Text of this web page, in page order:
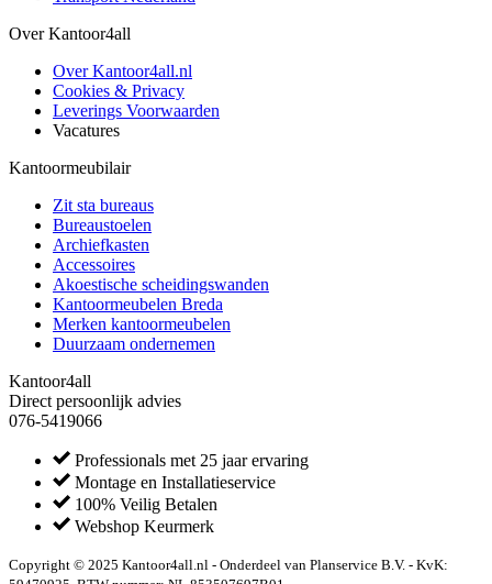
Over Kantoor4all
Over Kantoor4all.nl
Cookies & Privacy
Leverings Voorwaarden
Vacatures
Kantoormeubilair
Zit sta bureaus
Bureaustoelen
Archiefkasten
Accessoires
Akoestische scheidingswanden
Kantoormeubelen Breda
Merken kantoormeubelen
Duurzaam ondernemen
Kantoor4all
Direct persoonlijk advies
076-5419066
Professionals met 25 jaar ervaring
Montage en Installatieservice
100% Veilig Betalen
Webshop Keurmerk
Copyright © 2025 Kantoor4all.nl - Onderdeel van Planservice B.V. - KvK: